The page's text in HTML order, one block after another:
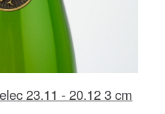
23.11 - 20.12 3 cm